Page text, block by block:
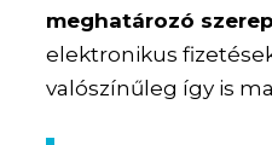
meghatározó
elektronikus
valószínűleg így is